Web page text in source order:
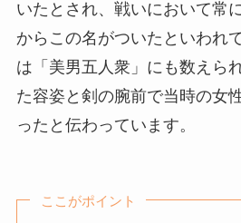
いたとされ、戦いにおいて常
からこの名がついたといわれ
は「美男五人衆」にも数えら
た容姿と剣の腕前で当時の女
ったと伝わっています。
ここがポイント